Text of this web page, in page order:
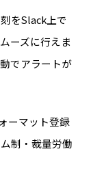
をSlack上で
ーズに行えま
でアラートが
ーマット登録
制・裁量労働